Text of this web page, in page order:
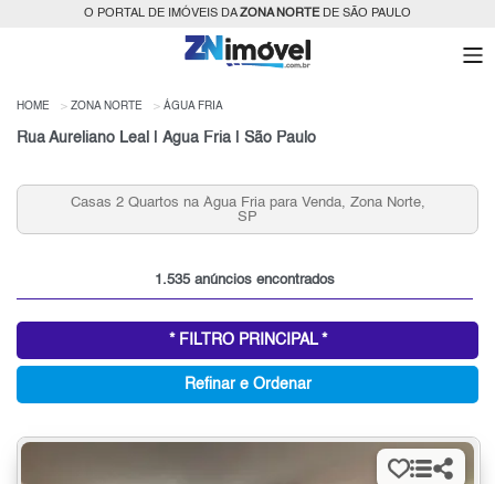
O PORTAL DE IMÓVEIS DAZONA NORTEDE SÃO PAULO
HOME ZONA NORTE ÁGUA FRIA
Rua Aureliano Leal | Água Fria | São Paulo
Apartamentos 3 Quartos 2 vagas, Água Fria para Venda,
Zona Norte, SP
1.535 anúncios encontrados
* FILTRO PRINCIPAL *
Refinar e Ordenar